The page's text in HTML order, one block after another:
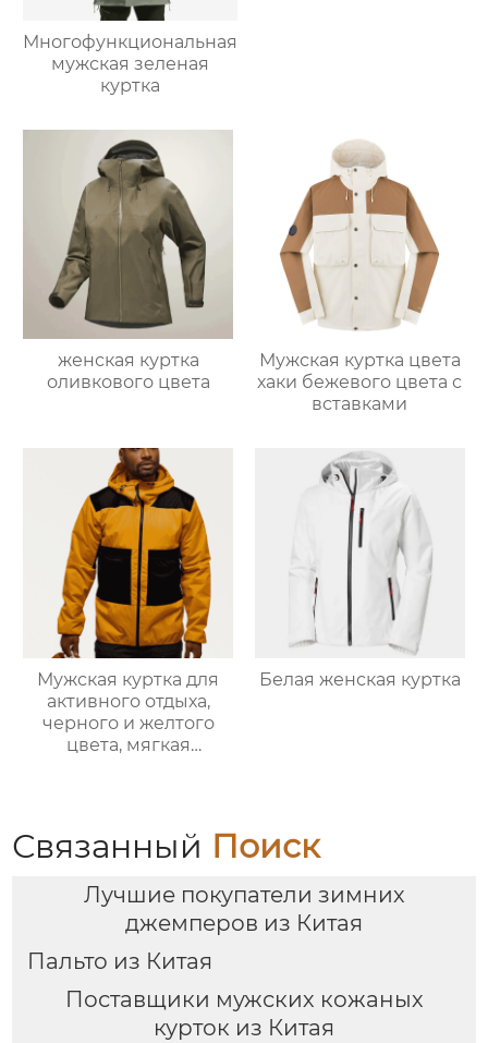
Многофункциональная
мужская зеленая
куртка
женская куртка
оливкового цвета
Мужская куртка цвета
хаки бежевого цвета с
вставками
Мужская куртка для
активного отдыха,
черного и желтого
цвета, мягкая
Белая женская куртка
Связанный Поиск
Лучшие покупатели зимних
джемперов из Китая
Пальто из Китая
Поставщики мужских кожаных
курток из Китая